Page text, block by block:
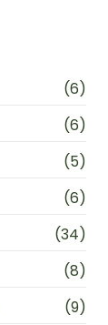
(6)
(6)
(5)
(6)
(34)
(8)
(9)